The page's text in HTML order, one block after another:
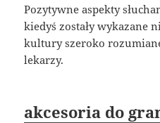
Pozytywne aspekty
kiedyś zostały wykazane
kultury szeroko
lekarzy.
akcesoria do